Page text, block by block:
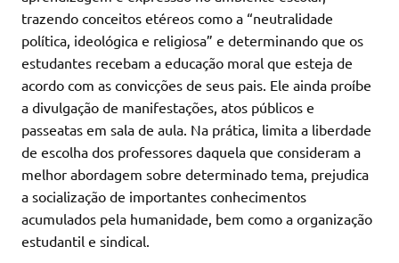
trazendo conceitos etéreos como a “neutralidade
política, ideológica e religiosa” e determinando que os
estudantes recebam a educação moral que esteja de
acordo com as convicções de seus pais. Ele ainda proíbe
a divulgação de manifestações, atos públicos e
passeatas em sala de aula. Na prática, limita a liberdade
de escolha dos professores daquela que consideram a
melhor abordagem sobre determinado tema, prejudica
a socialização de importantes conhecimentos
acumulados pela humanidade, bem como a organização
estudantil e sindical.